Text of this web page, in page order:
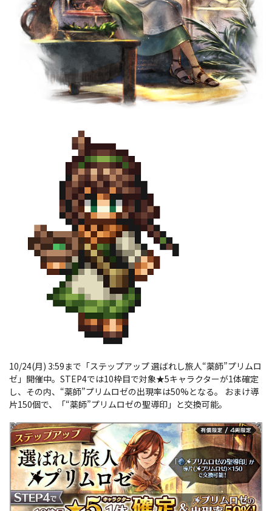
10/24(月) 3:59まで「ステップアップ 選ばれし旅人“薬師”プリムロ
ゼ」開催中。STEP4では10枠目で対象★5キャラクターが1体確定
し、その内、“薬師”プリムロゼの出現率は50%となる。 おまけ導
片150個で、「“薬師”プリムロゼの聖導印」と交換可能。